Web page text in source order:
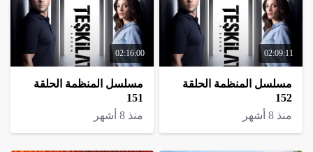
02:09:11
مسلسل المنظمة الحلقة
152
منذ 8 أشهر
02:16:00
مسلسل المنظمة الحلقة
151
منذ 8 أشهر